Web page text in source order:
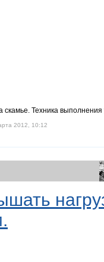
Техника выполнения
2012, 10:12